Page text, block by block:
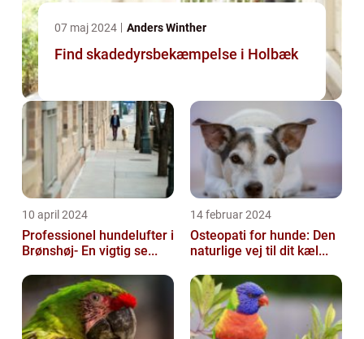
07 maj 2024 Anders Winther
Find skadedyrsbekæmpelse i Holbæk
10 april 2024
Professionel hundelufter i
Brønshøj- En vigtig se...
14 februar 2024
Osteopati for hunde: Den
naturlige vej til dit kæl...